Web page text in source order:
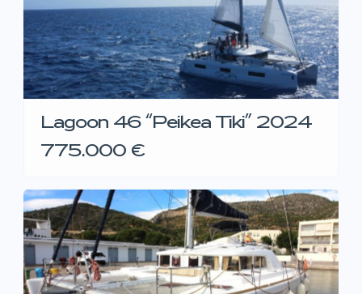
Lagoon 46 “Peikea Tiki” 2024
775.000 €